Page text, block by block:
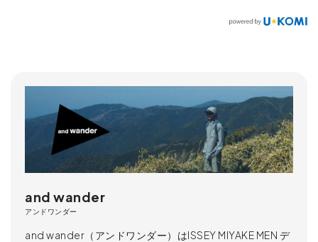
and wander
アンドワンダー
and wander（アンドワンダー）はISSEY MIYAKE MEN デ